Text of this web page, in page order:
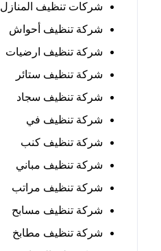
شركات تنظيف المنازل
شركة تنظيف أحواش
شركة تنظيف ارضيات
شركة تنظيف ستائر
شركة تنظيف سجاد
شركة تنظيف في
شركة تنظيف كنب
شركة تنظيف مباني
شركة تنظيف مراتب
شركة تنظيف مسابح
شركة تنظيف مطابخ